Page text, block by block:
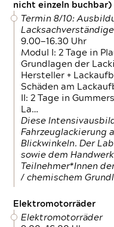
nicht einzeln buchbar)
Termin 8/10:
9.00—16.30 Uhr
Modul I: 2 Tage in
Grundlagen der
Hersteller +
Schäden am
II: 2 Tage in
La…
Diese
Fahrzeuglackierung
Blickwinkeln. Der
sowie dem
Teilnehmer*Innen
/ chemischem
Elektromotorräder
Elektromotorräder